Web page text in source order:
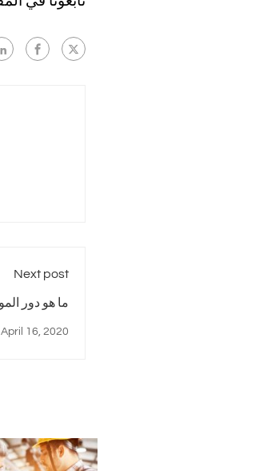
Next post
ما هو دور
April 16, 2020